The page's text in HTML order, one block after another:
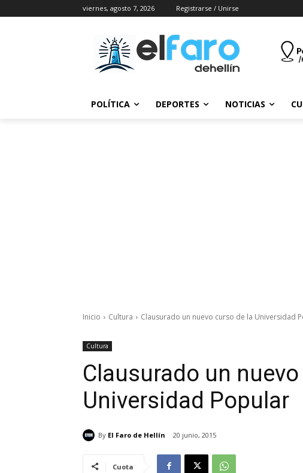
viernes, agosto 7, 2026 Registrarse / Unirse
POLÍTICA DEPORTES NOTICIAS
Inicio Cultura Clausurado un nuevo curso de la Universidad
Cultura
Clausurado un
Universidad Popular
By El Faro de Hellín 20 junio, 2015
Cuota